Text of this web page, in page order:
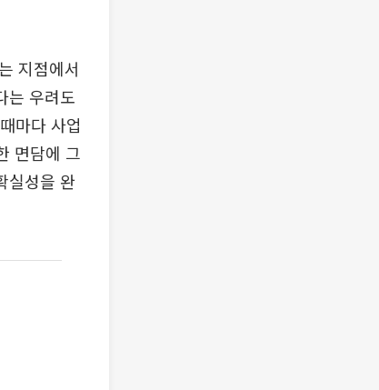
지점에서
는 우려도
마다 사업
면담에 그
실성을 완